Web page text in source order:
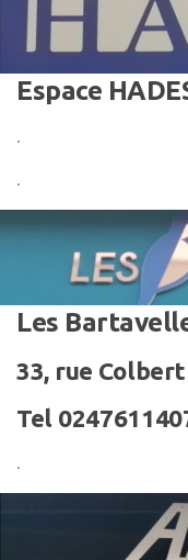
Espace
.
.
Les
33, rue Colbert
Tel
.